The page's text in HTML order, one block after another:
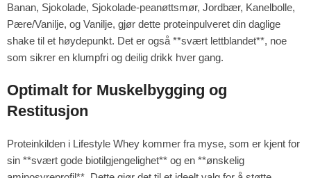
Banan, Sjokolade, Sjokolade-peanøttsmør, Jordbær, Kanelbolle,
Pære/Vanilje, og Vanilje, gjør dette proteinpulveret din daglige
shake til et høydepunkt. Det er også **svært lettblandet**, noe
som sikrer en klumpfri og deilig drikk hver gang.
Optimalt for Muskelbygging og
Restitusjon
Proteinkilden i Lifestyle Whey kommer fra myse, som er kjent for
sin **svært gode biotilgjengelighet** og en **ønskelig